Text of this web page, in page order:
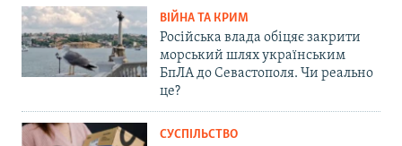
ВІЙНА ТА КРИМ
Російська влада обіцяє закрити
морський шлях українським
БпЛА до Севастополя. Чи реально
це?
СУСПІЛЬСТВО